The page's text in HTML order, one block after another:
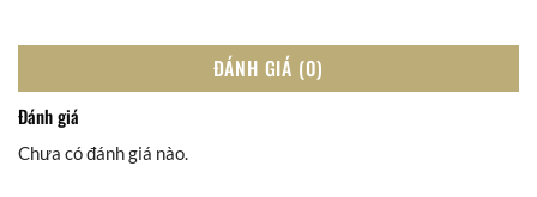
ĐÁNH GIÁ (0)
Đánh giá
Chưa có đánh giá nào.